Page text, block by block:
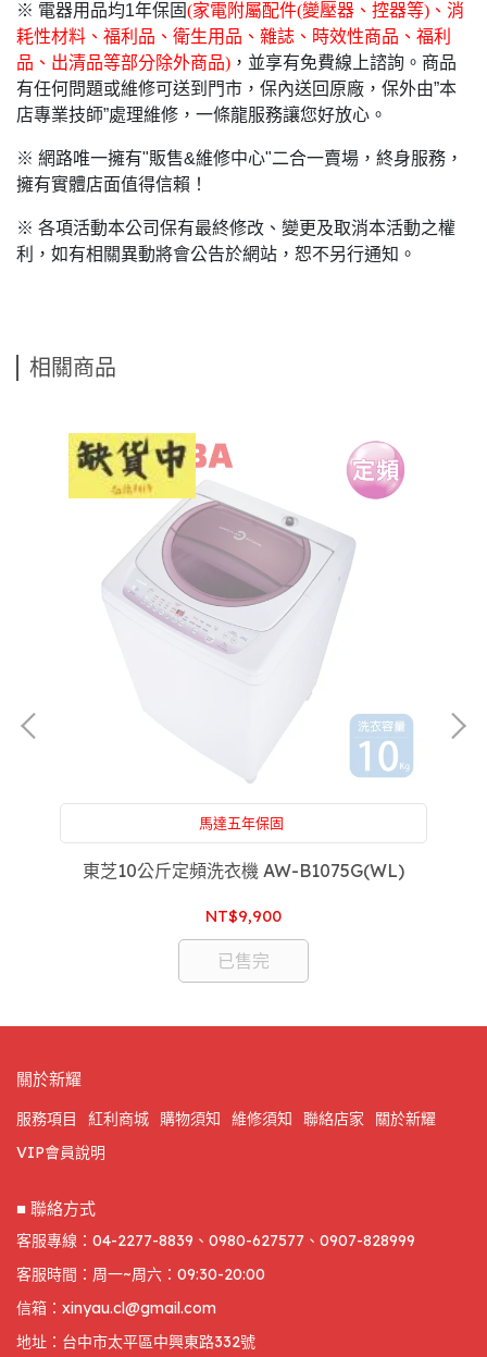
※ 電器用品均1年保固(家電附屬配件(變壓器、控器等)、消
耗性材料、福利品、衛生用品、雜誌、時效性商品、福利
品、出清品等部分除外商品) ，並享有免費線上諮詢。商品
有任何問題或維修可送到門市，保內送回原廠，保外由”本
店專業技師”處理維修，一條龍服務讓您好放心。
※ 網路唯一擁有"販售&維修中心"二合一賣場，終身服務，
擁有實體店面值得信賴！
※ 各項活動本公司保有最終修改、變更及取消本活動之權
利，如有相關異動將會公告於網站，恕不另行通知。
相關商品
馬達五年保固
附設：家電維修，買前買後一條龍服務，售後服務沒
煩惱，專屬於你的家庭醫生
東芝10公斤定頻洗衣機 AW-B1075G(WL)
NT$9,900
已售完
關於新耀
服務項目 紅利商城 購物須知 維修須知 聯絡店家
關於新耀
VIP會員說明
■ 聯絡方式
客服專線：04-2277-8839、0980-627577、0907-828999
客服時間：周一~周六：09:30-20:00
信箱：xinyau.cl@gmail.com
地址：台中市太平區中興東路332號